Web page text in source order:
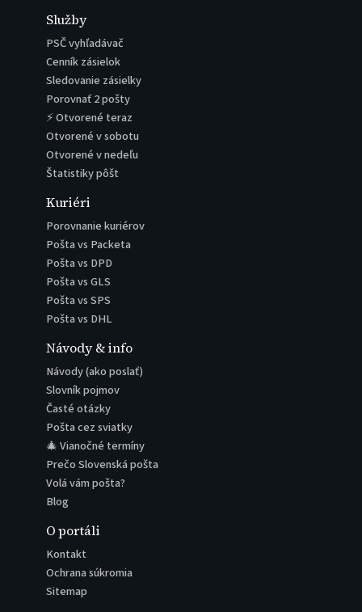
Služby
PSČ vyhľadávač
Cenník zásielok
Sledovanie zásielky
Porovnať 2 pošty
⚡ Otvorené teraz
Otvorené v sobotu
Otvorené v nedeľu
Štatistiky pôšt
Kuriéri
Porovnanie kuriérov
Pošta vs Packeta
Pošta vs DPD
Pošta vs GLS
Pošta vs SPS
Pošta vs DHL
Návody & info
Návody (ako poslať)
Slovník pojmov
Časté otázky
Pošta cez sviatky
🎄 Vianočné termíny
Prečo Slovenská pošta
Volá vám pošta?
Blog
O portáli
Kontakt
Ochrana súkromia
Sitemap